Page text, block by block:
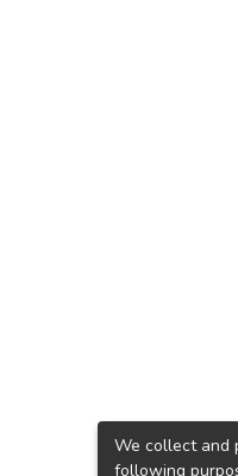
We collect and
following